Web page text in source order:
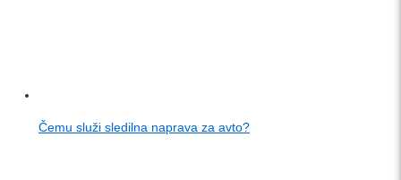
Čemu služi sledilna naprava za avto?